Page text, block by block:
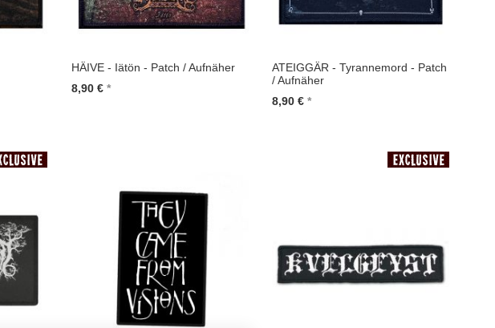
HÄIVE - Iätön - Patch / Aufnäher
8,90 €
ATEIGGÄR - Tyrannemord - Patch
/ Aufnäher
8,90 €